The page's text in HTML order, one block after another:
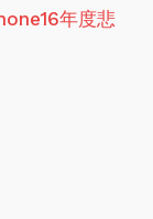
年度悲